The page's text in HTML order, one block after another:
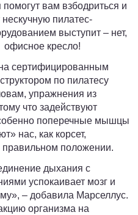
вам взбодриться и
пилатес-
выступит – нет,
офисное кресло!
сертифицированным
по пилатесу
упражнения из
что задействуют
поперечные мышцы
нас, как корсет,
правильном положении.
дыхания с
успокаивает мозг и
– добавила Марселлус.
организма на